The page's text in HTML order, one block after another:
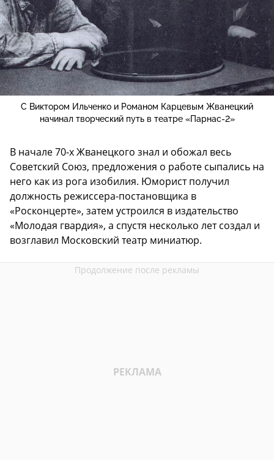
С Виктором Ильченко и Романом Карцевым Жванецкий
начинал творческий путь в театре «Парнас-2»
В начале 70-х Жванецкого знал и обожал весь
Советский Союз, предложения о работе сыпались на
него как из рога изобилия. Юморист получил
должность режиссера-постановщика в
«Росконцерте», затем устроился в издательство
«Молодая гвардия», а спустя несколько лет создал и
возглавил Московский театр миниатюр.